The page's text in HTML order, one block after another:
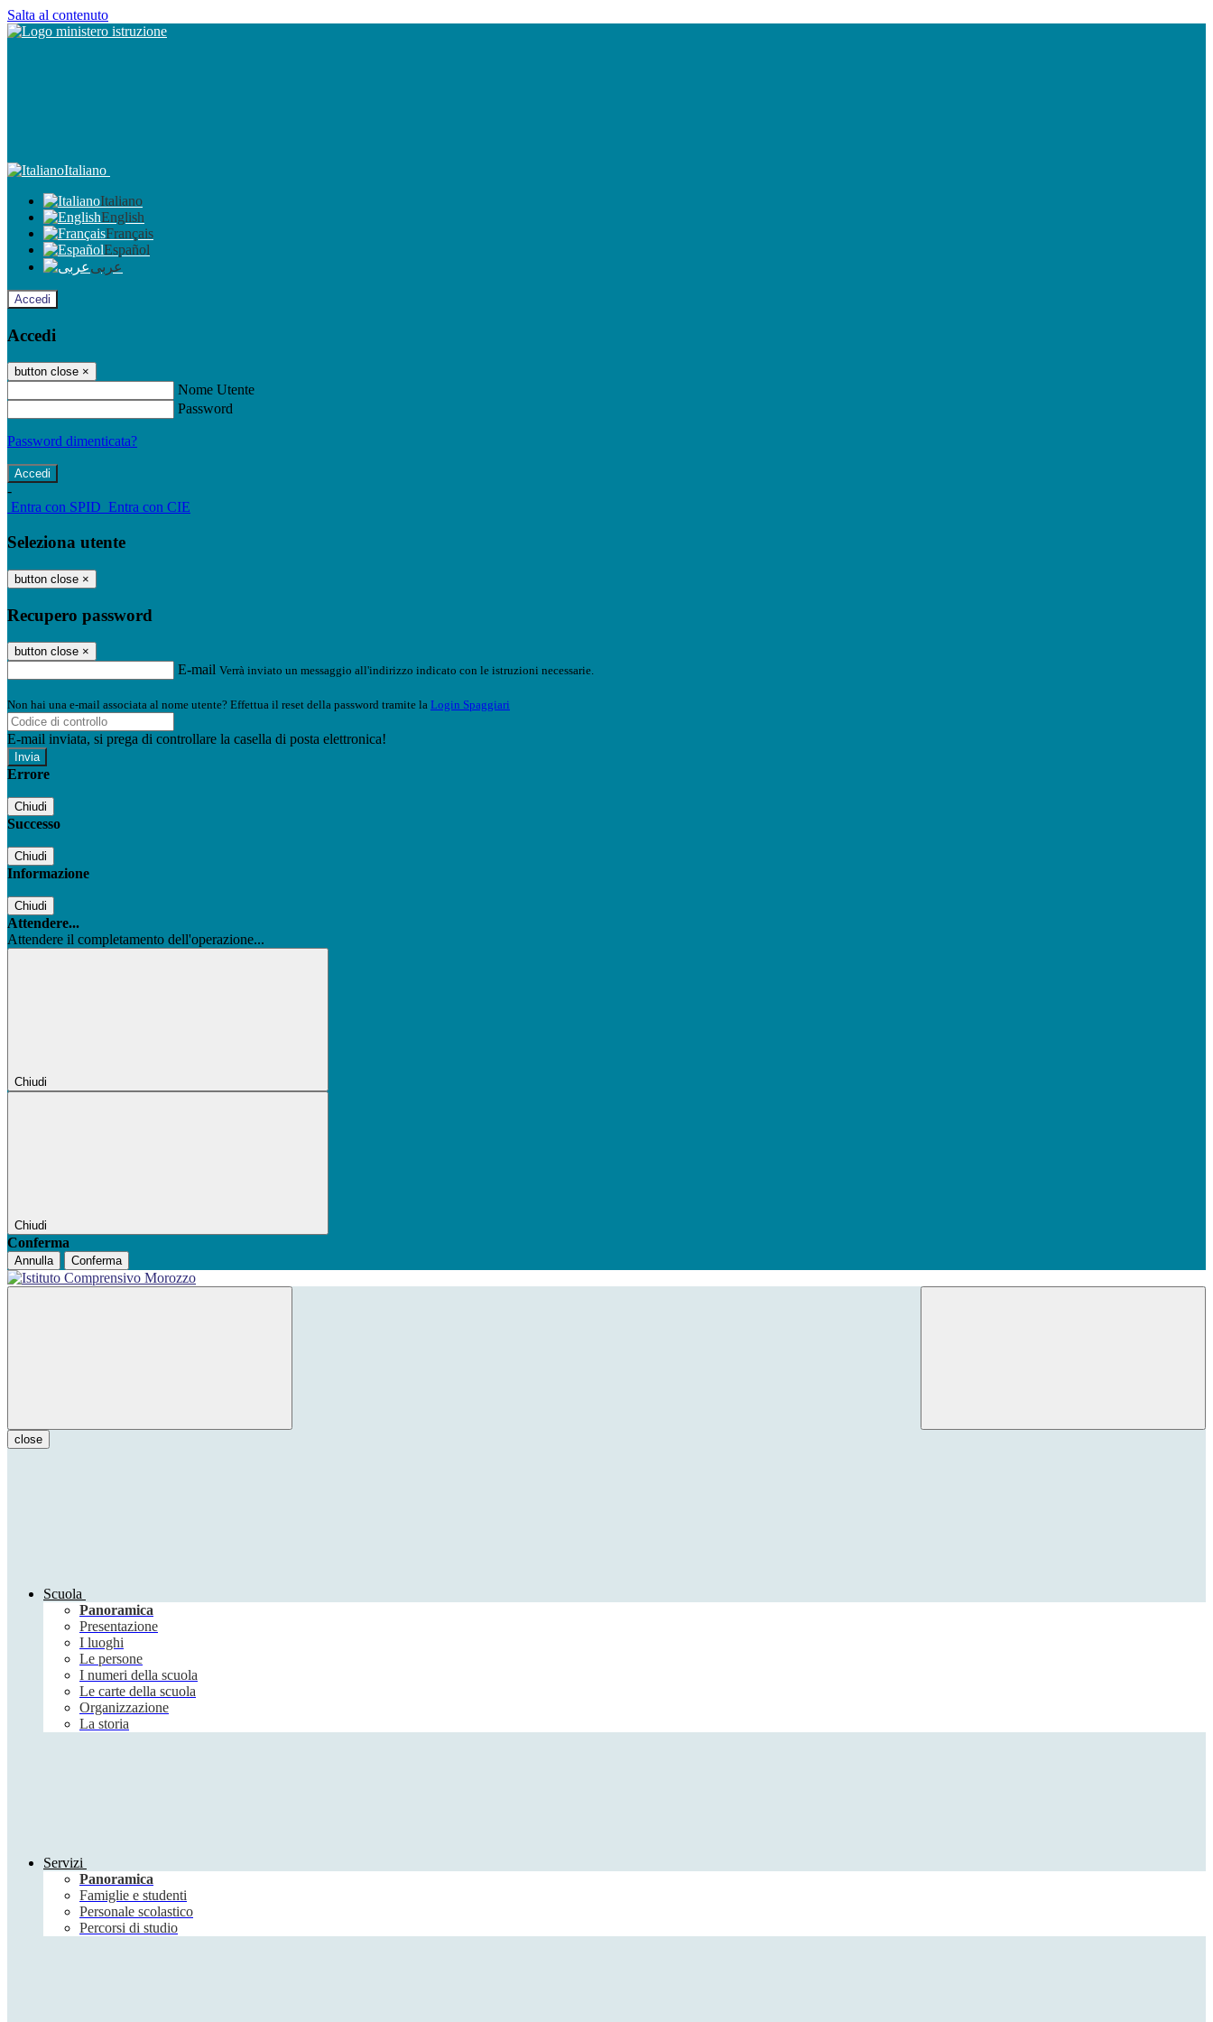
Salta al contenuto
Italiano
Italiano
English
Français
Español
عربى
Accedi
Accedi
button close ×
Nome Utente
Password
Password dimenticata?
-
Entra con SPID Entra con CIE
Seleziona utente
button close ×
Recupero password
button close ×
E-mail Verrà inviato un messaggio all'indirizzo indicato con le istruzioni necessarie.
Non hai una e-mail associata al nome utente? Effettua il reset della password tramite la Login Spaggiari
E-mail inviata, si prega di controllare la casella di posta elettronica!
Errore
Chiudi
Successo
Chiudi
Informazione
Chiudi
Attendere...
Attendere il completamento dell'operazione...
Chiudi
Chiudi
Conferma
Annulla Conferma
close
Scuola
Panoramica
Presentazione
I luoghi
Le persone
I numeri della scuola
Le carte della scuola
Organizzazione
La storia
Servizi
Panoramica
Famiglie e studenti
Personale scolastico
Percorsi di studio